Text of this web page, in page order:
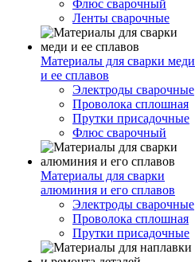
Флюс сварочный
Ленты сварочные
Материалы для сварки меди
и ее сплавов
Электроды сварочные
Проволока сплошная
Прутки присадочные
Флюс сварочный
Материалы для сварки
алюминия и его сплавов
Электроды сварочные
Проволока сплошная
Прутки присадочные